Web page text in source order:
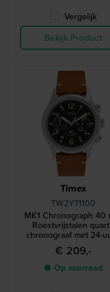
Vergelijk
Bekijk Product
Timex
TW2Y71100
MK1 Chronograph 40
Roestvrijstalen
chronograaf met 24-
wijzerplaat
€ 209,-
● Op voorraad